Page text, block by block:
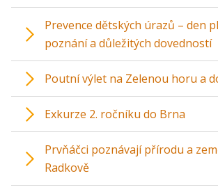
Prevence dětských úrazů – den
poznání a důležitých dovedností
Poutní výlet na Zelenou horu a
Exkurze 2. ročníku do Brna
Prvňáčci poznávají přírodu a
Radkově